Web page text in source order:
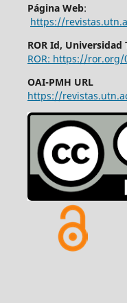
Página Web:
https://
ROR Id, Universidad
ROR: https://ror.org/
OAI-PMH URL
https://